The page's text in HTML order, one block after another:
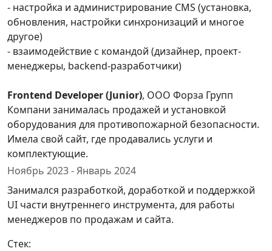
- настройка и администрирование CMS (установка,
обновления, настройки синхронизаций и многое
другое)
- взаимодействие с командой (дизайнер, проект-
менеджеры, backend-разработчики)
Frontend Developer (Junior), ООО Форза Групп
Компани занималась продажей и установкой
оборудования для противопожарной безопасности.
Имела свой сайт, где продавались услуги и
комплектующие.
Ноябрь 2023 - Январь 2024
Занимался разработкой, доработкой и поддержкой
UI части внутреннего инструмента, для работы
менеджеров по продажам и сайта.
Стек: